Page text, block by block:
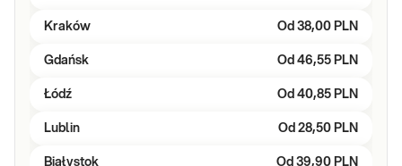
Kraków Od 38,00 PLN
Gdańsk Od 46,55 PLN
Łódź Od 40,85 PLN
Lublin Od 28,50 PLN
Białystok Od 39,90 PLN